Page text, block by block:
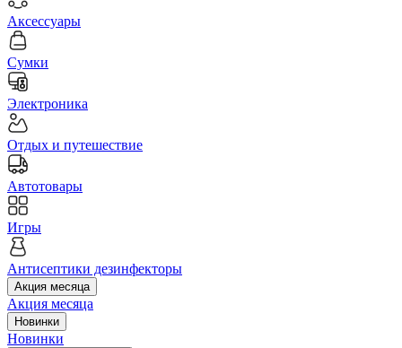
Аксессуары
Сумки
Электроника
Отдых и путешествие
Автотовары
Игры
Антисептики дезинфекторы
Акция месяца
Акция месяца
Новинки
Новинки